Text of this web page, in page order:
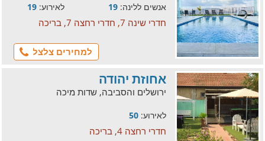
אנשים ללינה: 19 לאירוע: 19
חדרי שינה 7, חדרי רחצה 7, בריכה
למחירים צלצל
אחוזת יהודה
ירושלים והסביבה, שדות מיכה
לאירוע: 50
חדרי רחצה 4, בריכה